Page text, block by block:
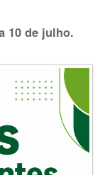
10 de julho.